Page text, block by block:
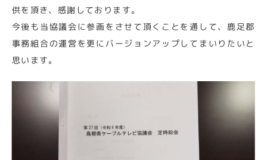
供を頂き、感謝しております。
今後も当協議会に参画をさせて頂くことを通して、鹿足郡
事務組合の運営を更にバージョンアップしてまいりたいと
思います。